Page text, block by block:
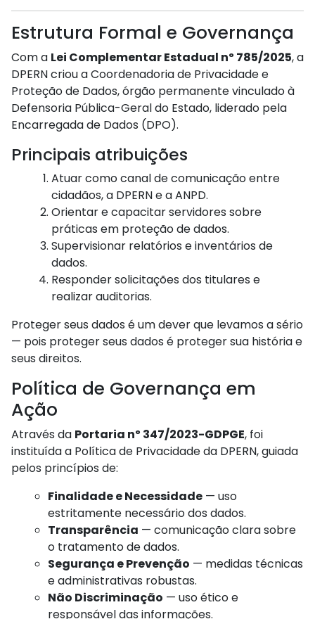
Estrutura Formal e Governança
Com a Lei Complementar Estadual nº 785/2025, a
DPERN criou a Coordenadoria de Privacidade e
Proteção de Dados, órgão permanente vinculado à
Defensoria Pública-Geral do Estado, liderado pela
Encarregada de Dados (DPO).
Principais atribuições
Atuar como canal de comunicação entre
cidadãos, a DPERN e a ANPD.
Orientar e capacitar servidores sobre
práticas em proteção de dados.
Supervisionar relatórios e inventários de
dados.
Responder solicitações dos titulares e
realizar auditorias.
Proteger seus dados é um dever que levamos a sério
— pois proteger seus dados é proteger sua história e
seus direitos.
Política de Governança em
Ação
Através da Portaria nº 347/2023-GDPGE, foi
instituída a Política de Privacidade da DPERN, guiada
pelos princípios de:
Finalidade e Necessidade — uso
estritamente necessário dos dados.
Transparência — comunicação clara sobre
o tratamento de dados.
Segurança e Prevenção — medidas técnicas
e administrativas robustas.
Não Discriminação — uso ético e
responsável das informações.